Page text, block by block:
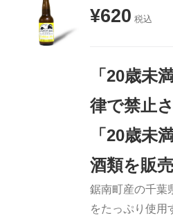
お買い物
カゴに追
¥620 税込
「20歳未
律で禁止
「20歳未
酒類を販
鋸南町産の千葉
をたっぷり使用